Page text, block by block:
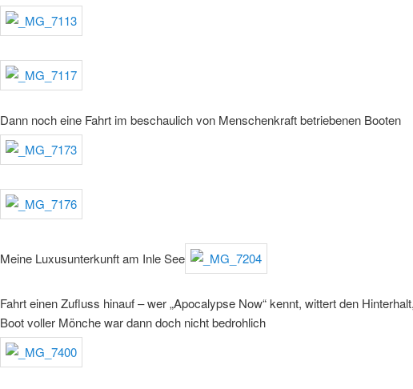
Dann noch eine Fahrt im beschaulich von Menschenkraft betriebenen Booten
Meine Luxusunterkunft am Inle See
Fahrt einen Zufluss hinauf – wer „Apocalypse Now“ kennt, wittert den
Boot voller Mönche war dann doch nicht bedrohlich